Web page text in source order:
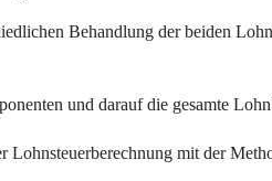
Behandlung der beiden
und darauf die gesamte
Lohnsteuerberechnung mit der